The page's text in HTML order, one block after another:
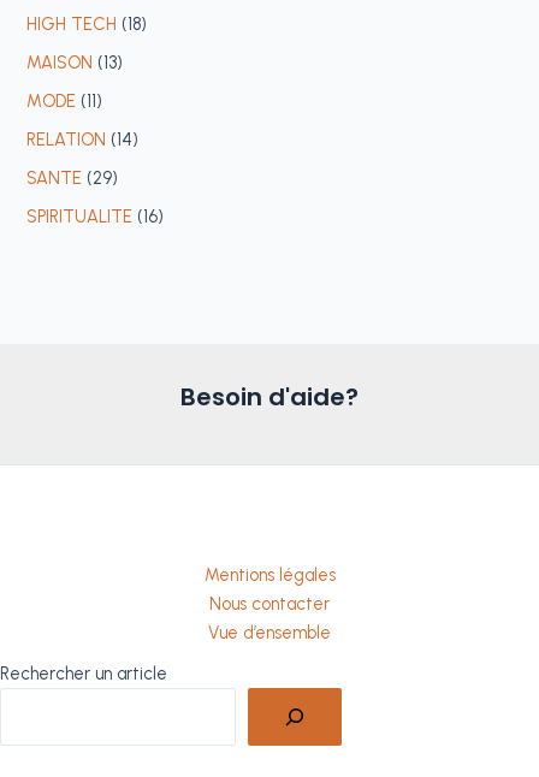
HIGH TECH (18)
MAISON (13)
MODE (11)
RELATION (14)
SANTE (29)
SPIRITUALITE (16)
Besoin d'aide?
Mentions légales
Nous contacter
Vue d’ensemble
Rechercher un article